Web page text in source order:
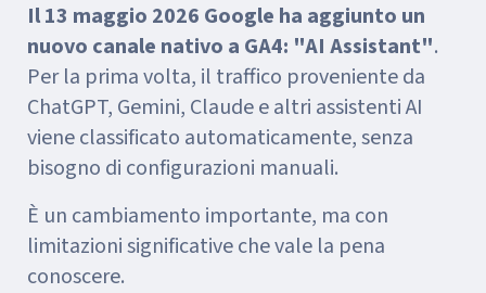
Il 13 maggio 2026 Google ha aggiunto un
nuovo canale nativo a GA4: "AI Assistant".
Per la prima volta, il traffico proveniente da
ChatGPT, Gemini, Claude e altri assistenti AI
viene classificato automaticamente, senza
bisogno di configurazioni manuali.
È un cambiamento importante, ma con
limitazioni significative che vale la pena
conoscere.